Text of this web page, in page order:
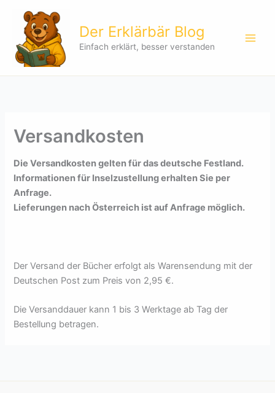
springen
Der Erklärbär Blog
Einfach erklärt, besser verstanden
Versandkosten
Die Versandkosten gelten für das deutsche Festland.
Informationen für Inselzustellung erhalten Sie per
Anfrage.
Lieferungen nach Österreich ist auf Anfrage möglich.
Der Versand der Bücher erfolgt als Warensendung mit der
Deutschen Post zum Preis von 2,95 €.
Die Versanddauer kann 1 bis 3 Werktage ab Tag der
Bestellung betragen.